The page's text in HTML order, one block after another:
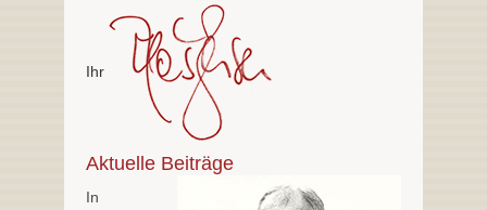
Ihr
Aktuelle Beiträge
In